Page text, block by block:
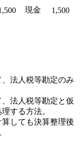
現金 1,500
法人税等勘定のみ
法人税等勘定と仮
する方法。
しても決算整理後